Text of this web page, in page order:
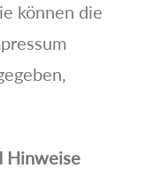
können die
Hinweise